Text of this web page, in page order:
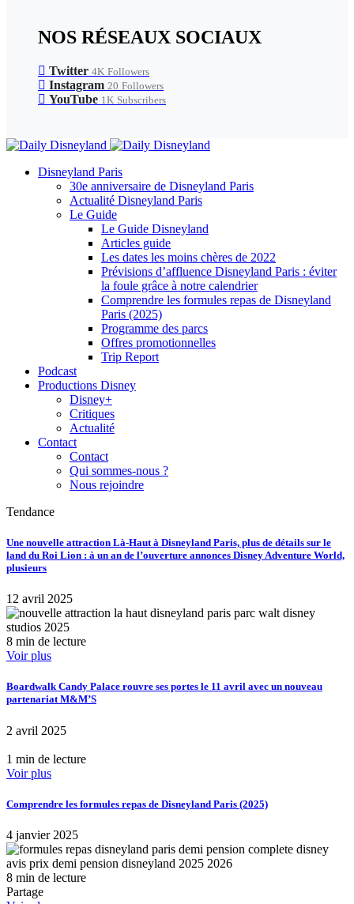
NOS RÉSEAUX SOCIAUX
Twitter 4K Followers
Instagram 20 Followers
YouTube 1K Subscribers
Disneyland Paris
30e anniversaire de Disneyland Paris
Actualité Disneyland Paris
Le Guide
Le Guide Disneyland
Articles guide
Les dates les moins chères de 2022
Prévisions d’affluence Disneyland Paris : éviter
la foule grâce à notre calendrier
Comprendre les formules repas de Disneyland
Paris (2025)
Programme des parcs
Offres promotionnelles
Trip Report
Podcast
Productions Disney
Disney+
Critiques
Actualité
Contact
Contact
Qui sommes-nous ?
Nous rejoindre
Tendance
Une nouvelle attraction Là-Haut à Disneyland Paris, plus de détails sur le
land du Roi Lion : à un an de l’ouverture annonces Disney Adventure World,
plusieurs
12 avril 2025
8 min de lecture
Voir plus
Boardwalk Candy Palace rouvre ses portes le 11 avril avec un nouveau
partenariat M&M’S
2 avril 2025
1 min de lecture
Voir plus
Comprendre les formules repas de Disneyland Paris (2025)
4 janvier 2025
8 min de lecture
Partage